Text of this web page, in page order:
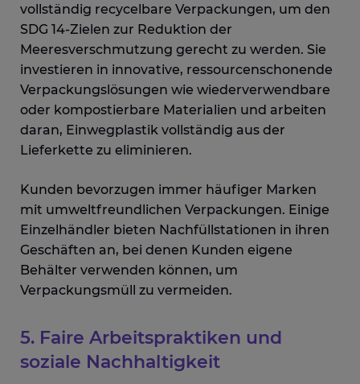
vollständig recycelbare Verpackungen, um den
SDG 14-Zielen zur Reduktion der
Meeresverschmutzung gerecht zu werden. Sie
investieren in innovative, ressourcenschonende
Verpackungslösungen wie wiederverwendbare
oder kompostierbare Materialien und arbeiten
daran, Einwegplastik vollständig aus der
Lieferkette zu eliminieren.
Kunden bevorzugen immer häufiger Marken
mit umweltfreundlichen Verpackungen. Einige
Einzelhändler bieten Nachfüllstationen in ihren
Geschäften an, bei denen Kunden eigene
Behälter verwenden können, um
Verpackungsmüll zu vermeiden.
5. Faire Arbeitspraktiken und
soziale Nachhaltigkeit